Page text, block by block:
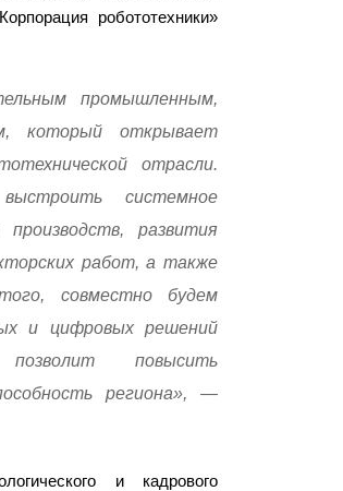
робототехники»
промышленным,
который открывает
отрасли.
системное
развития
работ, а также
совместно будем
и цифровых решений
повысить
региона», —
и кадрового